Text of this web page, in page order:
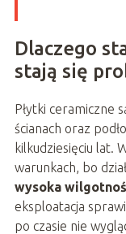
Dlaczego
stają się
Płytki ceramiczne
ścianach oraz
kilkudziesięciu lat.
warunkach, bo
wysoka
eksploatacja
po czasie nie